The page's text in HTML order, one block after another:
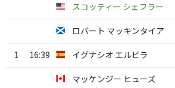
スコッティー シェフラー
ロバート マッキンタイア
1 16:39 イグナシオ エルビラ
マッケンジー ヒューズ